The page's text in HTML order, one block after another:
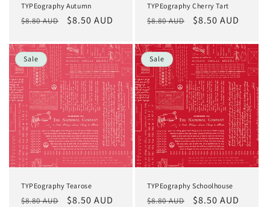
TYPEography Autumn
Normaler
$8.80 AUD Verkaufspreis
$8.50 AUD
TYPEography Cherry Tart
Normaler
$8.80 AUD Verkaufspreis
$8.50 AUD
Sale
TYPEography Tearose
Normaler
$8.80 AUD Verkaufspreis
$8.50 AUD
Sale
TYPEography Schoolhouse
Normaler
$8.80 AUD Verkaufspreis
$8.50 AUD